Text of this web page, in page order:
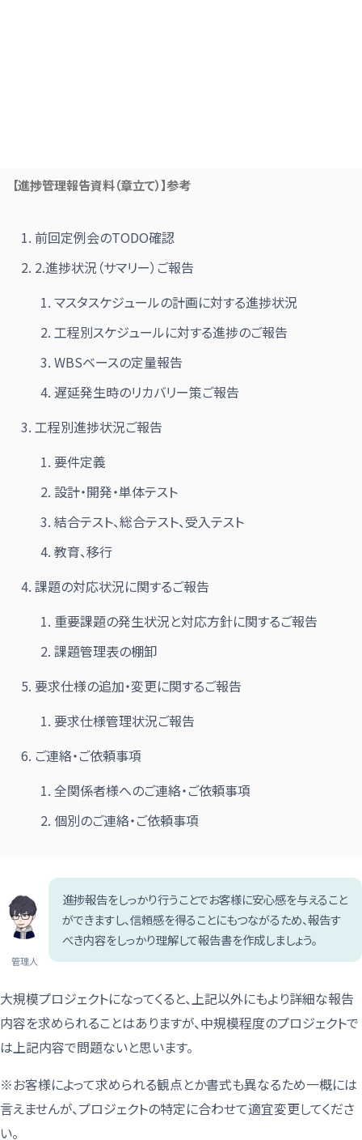
【進捗管理報告資料（章立て）】参考
前回定例会のTODO確認
2.進捗状況（サマリー）ご報告
マスタスケジュールの計画に対する進捗状況
工程別スケジュールに対する進捗のご報告
WBSベースの定量報告
遅延発生時のリカバリー策ご報告
工程別進捗状況ご報告
要件定義
設計・開発・単体テスト
結合テスト、総合テスト、受入テスト
教育、移行
課題の対応状況に関するご報告
重要課題の発生状況と対応方針に関するご報告
課題管理表の棚卸
要求仕様の追加・変更に関するご報告
要求仕様管理状況ご報告
ご連絡・ご依頼事項
全関係者様へのご連絡・ご依頼事項
個別のご連絡・ご依頼事項
管理人
進捗報告をしっかり行うことでお客様に安心感を与えること
ができますし、信頼感を得ることにもつながるため、報告す
べき内容をしっかり理解して報告書を作成しましょう。
大規模プロジェクトになってくると、上記以外にもより詳細な報告
内容を求められることはありますが、中規模程度のプロジェクトで
は上記内容で問題ないと思います。
※お客様によって求められる観点とか書式も異なるため一概には
言えませんが、プロジェクトの特定に合わせて適宜変更してくださ
い。